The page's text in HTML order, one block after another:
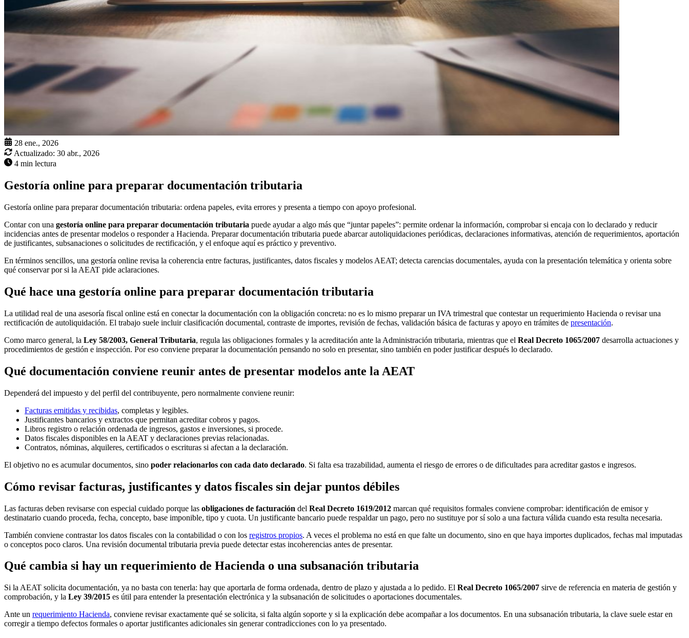
28 ene., 2026
Actualizado: 30 abr., 2026
4 min lectura
Gestoría online para preparar documentación tributaria
Gestoría online para preparar documentación tributaria: ordena papeles, evita errores y presenta a tiempo con apoyo profesional.
Contar con una gestoría online para preparar documentación tributaria puede ayudar a algo más que “juntar papeles”: permite ordenar la información, comprobar si encaja con lo declarado y reducir
incidencias antes de presentar modelos o responder a Hacienda. Preparar documentación tributaria puede abarcar autoliquidaciones periódicas, declaraciones informativas, atención de requerimientos, aportación
de justificantes, subsanaciones o solicitudes de rectificación, y el enfoque aquí es práctico y preventivo.
En términos sencillos, una gestoría online revisa la coherencia entre facturas, justificantes, datos fiscales y modelos AEAT; detecta carencias documentales, ayuda con la presentación telemática y orienta sobre
qué conservar por si la AEAT pide aclaraciones.
Qué hace una gestoría online para preparar documentación tributaria
La utilidad real de una asesoría fiscal online está en conectar la documentación con la obligación concreta: no es lo mismo preparar un IVA trimestral que contestar un requerimiento Hacienda o revisar una
rectificación de autoliquidación. El trabajo suele incluir clasificación documental, contraste de importes, revisión de fechas, validación básica de facturas y apoyo en trámites de presentación.
Como marco general, la Ley 58/2003, General Tributaria, regula las obligaciones formales y la acreditación ante la Administración tributaria, mientras que el Real Decreto 1065/2007 desarrolla actuaciones y
procedimientos de gestión e inspección. Por eso conviene preparar la documentación pensando no solo en presentar, sino también en poder justificar después lo declarado.
Qué documentación conviene reunir antes de presentar modelos ante la AEAT
Dependerá del impuesto y del perfil del contribuyente, pero normalmente conviene reunir:
Facturas emitidas y recibidas, completas y legibles.
Justificantes bancarios y extractos que permitan acreditar cobros y pagos.
Libros registro o relación ordenada de ingresos, gastos e inversiones, si procede.
Datos fiscales disponibles en la AEAT y declaraciones previas relacionadas.
Contratos, nóminas, alquileres, certificados o escrituras si afectan a la declaración.
El objetivo no es acumular documentos, sino poder relacionarlos con cada dato declarado. Si falta esa trazabilidad, aumenta el riesgo de errores o de dificultades para acreditar gastos e ingresos.
Cómo revisar facturas, justificantes y datos fiscales sin dejar puntos débiles
Las facturas deben revisarse con especial cuidado porque las obligaciones de facturación del Real Decreto 1619/2012 marcan qué requisitos formales conviene comprobar: identificación de emisor y
destinatario cuando proceda, fecha, concepto, base imponible, tipo y cuota. Un justificante bancario puede respaldar un pago, pero no sustituye por sí solo a una factura válida cuando esta resulta necesaria.
También conviene contrastar los datos fiscales con la contabilidad o con los registros propios. A veces el problema no está en que falte un documento, sino en que haya importes duplicados, fechas mal imputadas
o conceptos poco claros. Una revisión documental tributaria previa puede detectar estas incoherencias antes de presentar.
Qué cambia si hay un requerimiento de Hacienda o una subsanación tributaria
Si la AEAT solicita documentación, ya no basta con tenerla: hay que aportarla de forma ordenada, dentro de plazo y ajustada a lo pedido. El Real Decreto 1065/2007 sirve de referencia en materia de gestión y
comprobación, y la Ley 39/2015 es útil para entender la presentación electrónica y la subsanación de solicitudes o aportaciones documentales.
Ante un requerimiento Hacienda, conviene revisar exactamente qué se solicita, si falta algún soporte y si la explicación debe acompañar a los documentos. En una subsanación tributaria, la clave suele estar en
corregir a tiempo defectos formales o aportar justificantes adicionales sin generar contradicciones con lo ya presentado.